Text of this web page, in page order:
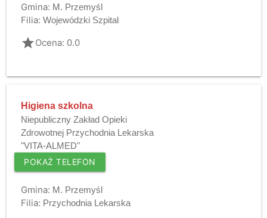
Gmina: M. Przemyśl
Filia: Wojewódzki Szpital
gradeOcena: 0.0
Higiena szkolna
Niepubliczny Zakład Opieki
Zdrowotnej Przychodnia Lekarska
"VITA-ALMED"
POKAŻ TELEFON
Gmina: M. Przemyśl
Filia: Przychodnia Lekarska